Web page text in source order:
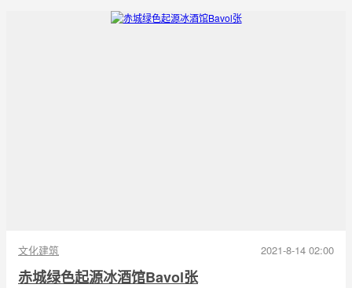
文化建筑 2021-8-14 02:00
赤城绿色起源冰酒馆Bavol张